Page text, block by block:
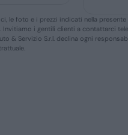
le foto e i prezzi indicati nella
Invitiamo i gentili clienti a contattarci
& Servizio S.r.l. declina ogni